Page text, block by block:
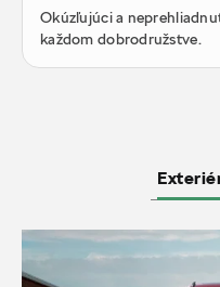
Okúzľujúci a
každom dobrodružstve.